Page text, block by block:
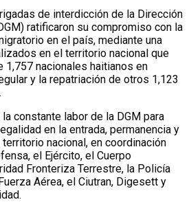
de interdicción de la Dirección
ratificaron su compromiso con la
en el país, mediante una
en el territorio nacional que
1,757 nacionales haitianos en
y la repatriación de otros 1,123
constante labor de la DGM para
en la entrada, permanencia y
nacional, en coordinación
el Ejército, el Cuerpo
Fronteriza Terrestre, la Policía
Aérea, el Ciutran, Digesett y